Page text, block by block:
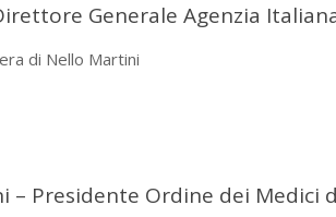
Generale Agenzia
di Nello Martini
– Presidente Ordine dei Medici